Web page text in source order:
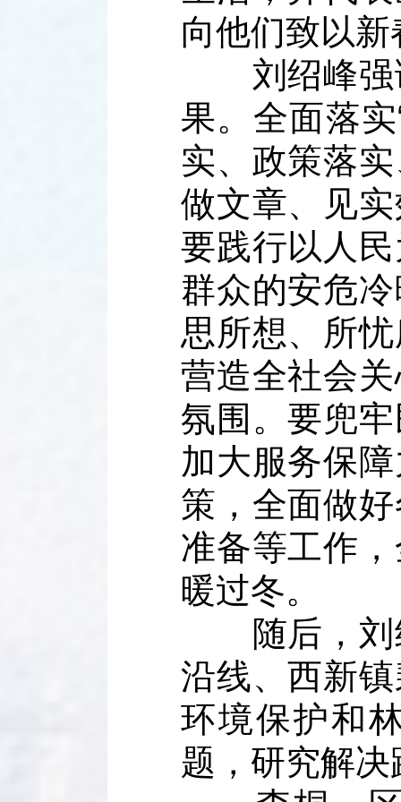
向他们致以
刘绍峰强
果。全面落
实、政策落
做文章、见
要践行以人
群众的安危
思所想、所
营造全社会
氛围。要兜
加大服务保
策，全面做
准备等工作
暖过冬。
随后，刘
沿线、西新
环境保护和
题，研究解